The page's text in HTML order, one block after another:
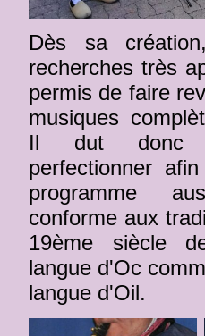
Dès sa
recherches très
permis de faire
musiques
Il dut donc
perfectionner
programme
conforme aux
19ème siècle
langue d'Oc
langue d'Oil.